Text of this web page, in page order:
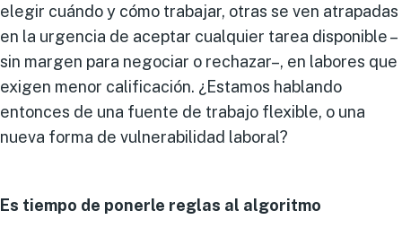
elegir cuándo y cómo trabajar, otras se ven atrapadas
en la urgencia de aceptar cualquier tarea disponible –
sin margen para negociar o rechazar–, en labores que
exigen menor calificación. ¿Estamos hablando
entonces de una fuente de trabajo flexible, o una
nueva forma de vulnerabilidad laboral?
Es tiempo de ponerle reglas al algoritmo